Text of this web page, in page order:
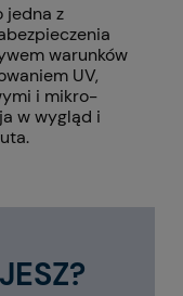
jedna z
warunków
UV,
i mikro-
w wygląd i